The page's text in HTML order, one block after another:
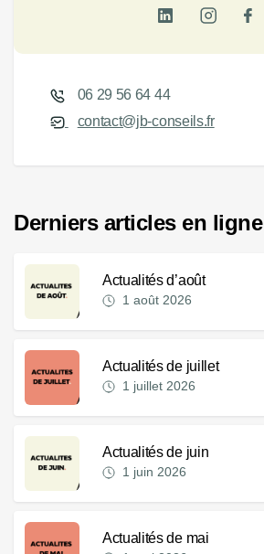
06 29 56 64 44
contact@jb-conseils.fr
Derniers articles en ligne
Actualités d’août
1 août 2026
Actualités de juillet
1 juillet 2026
Actualités de juin
1 juin 2026
Actualités de mai